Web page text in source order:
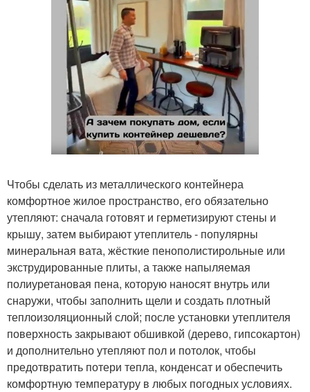
Чтобы сделать из металлического контейнера
комфортное жилое пространство, его обязательно
утепляют: сначала готовят и герметизируют стены и
крышу, затем выбирают утеплитель - популярны
минеральная вата, жёсткие пенополистирольные или
экструдированные плиты, а также напыляемая
полиуретановая пена, которую наносят внутрь или
снаружи, чтобы заполнить щели и создать плотный
теплоизоляционный слой; после установки утеплителя
поверхность закрывают обшивкой (дерево, гипсокартон)
и дополнительно утепляют пол и потолок, чтобы
предотвратить потери тепла, конденсат и обеспечить
комфортную температуру в любых погодных условиях.